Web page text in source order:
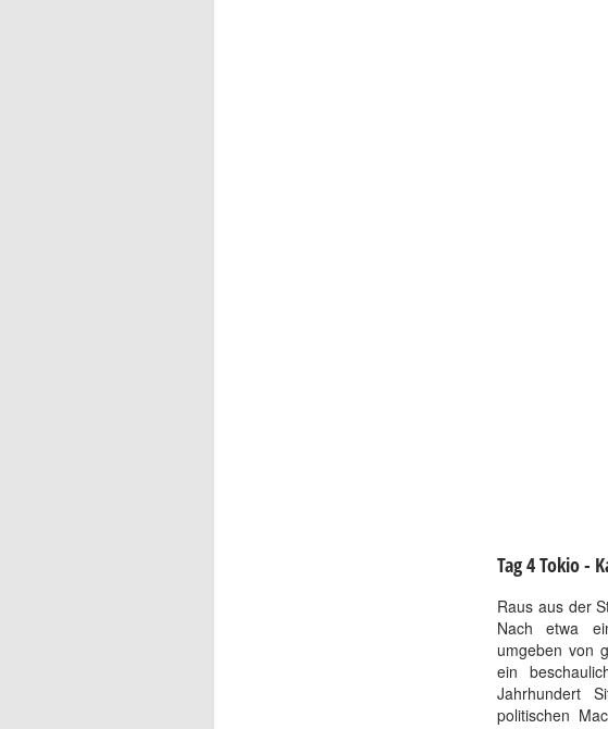
Tag 4 Tokio -
Raus aus der
Nach etwa
umgeben von
ein
Jahrhundert
politischen